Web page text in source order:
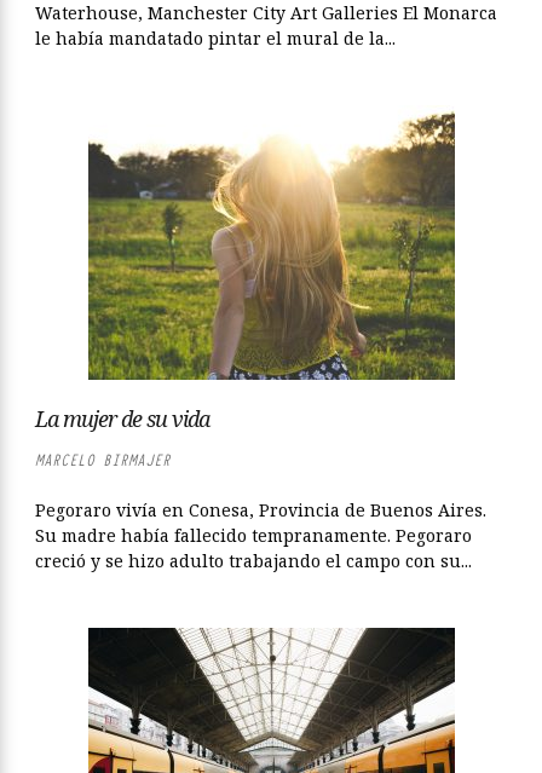
Waterhouse, Manchester City Art Galleries El Monarca
le había mandatado pintar el mural de la...
La mujer de su vida
MARCELO BIRMAJER
Pegoraro vivía en Conesa, Provincia de Buenos Aires.
Su madre había fallecido tempranamente. Pegoraro
creció y se hizo adulto trabajando el campo con su...